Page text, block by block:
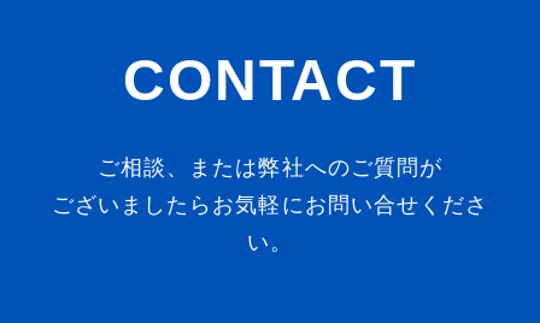
CONTACT
ご相談、または弊社へのご質問が
ございましたらお気軽にお問い合せくださ
い。